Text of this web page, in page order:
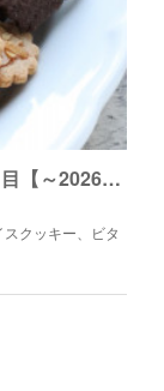
ポリ袋で作るクッキー（型抜き編）1日目【～2026年4月末日】
クッキー、ビタ